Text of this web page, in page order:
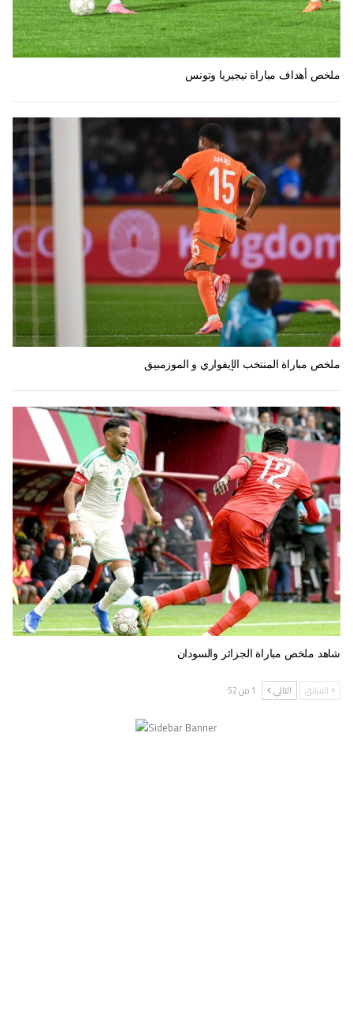
ملخص أهداف مباراة نيجيريا وتونس
ملخص مباراة المنتخب الإيفواري و الموزمبيق
شاهد ملخص مباراة الجزائر والسودان
السابق التالي 1 من 52